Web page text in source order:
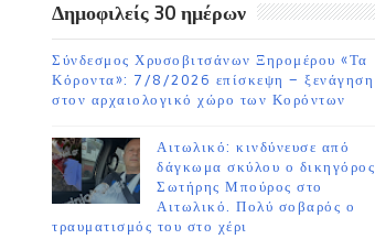
Δημοφιλείς 30 ημέρων
Σύνδεσμος Χρυσοβιτσάνων Ξηρομέρου «Τα
Κόροντα»: 7/8/2026 επίσκεψη – ξενάγηση
στον αρχαιολογικό χώρο των Κορόντων
Αιτωλικό: κινδύνευσε από
δάγκωμα σκύλου ο δικηγόρος
Σωτήρης Μπούρος στο
Αιτωλικό. Πολύ σοβαρός ο
τραυματισμός του στο χέρι